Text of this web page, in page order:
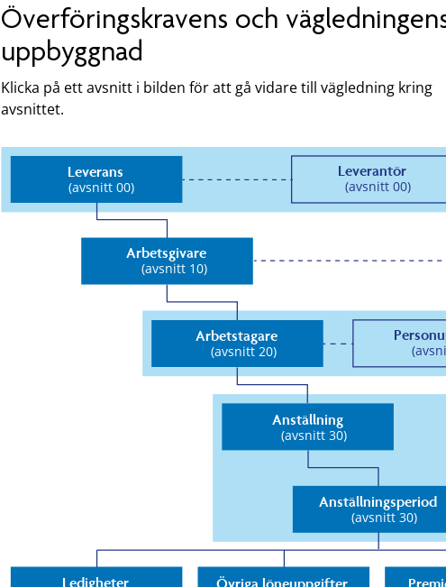
Överföringskravens och
uppbyggnad
Klicka på ett avsnitt i bilden för att gå vidare till vägledning kring
avsnittet.